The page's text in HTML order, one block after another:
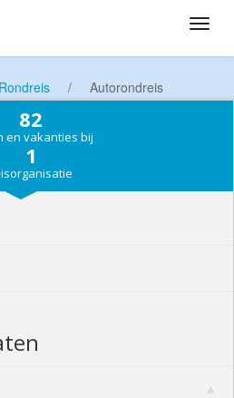
Rondreis / Autorondreis
82
en vakanties bij
1